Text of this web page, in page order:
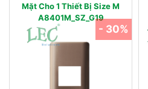
Mặt Cho 1 Thiết Bị Size M
A8401M_SZ_G19
- 30%